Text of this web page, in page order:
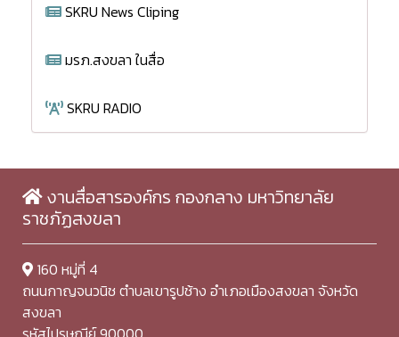
SKRU News Cliping
มรภ.สงขลา ในสื่อ
SKRU RADIO
งานสื่อสารองค์กร กองกลาง มหาวิทยาลัย
ราชภัฏสงขลา
160 หมู่ที่ 4
ถนนกาญจนวนิช ตำบลเขารูปช้าง อำเภอเมืองสงขลา จังหวัด
สงขลา